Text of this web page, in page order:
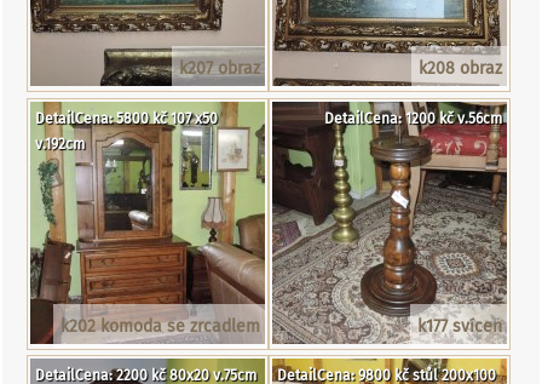
k207 obraz k208 obraz
k202 komoda se zrcadlem
DetailCena: 5800 kč 107 x50
v.192cm
k177 svícen
DetailCena: 1200 kč v.56cm
DetailCena: 2200 kč 80x20 v.75cm
DetailCena: 9800 kč stůl 200x100